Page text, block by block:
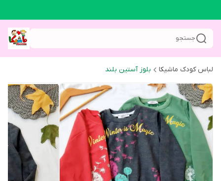
جستجو
لباس کودک ماشیکا بلوز آستین بلند